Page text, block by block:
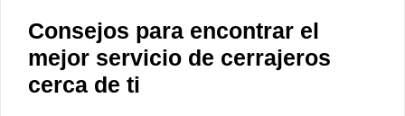
Consejos para encontrar el
mejor servicio de cerrajeros
cerca de ti